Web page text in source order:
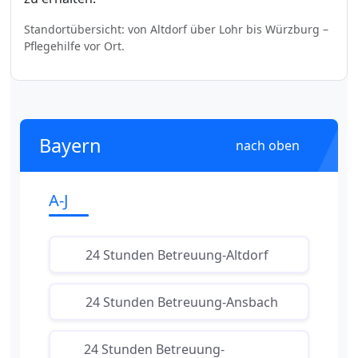
Standortübersicht: von Altdorf über Lohr bis Würzburg –
Pflegehilfe vor Ort.
Bayern nach oben
A-J
24 Stunden Betreuung-Altdorf
24 Stunden Betreuung-Ansbach
24 Stunden Betreuung-